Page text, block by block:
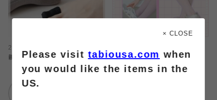
2026.08.07
親指穴あき防止サック
レースハイソックス💐
× CLOSE
Please visittabiousa.com when
you would like the items in the
US.